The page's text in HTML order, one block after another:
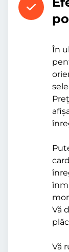
În
Vă
Vă